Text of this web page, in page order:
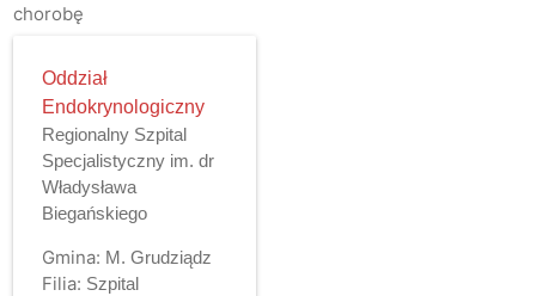
chorobę
Oddział
Endokrynologiczny
Regionalny Szpital
Specjalistyczny im. dr
Władysława
Biegańskiego
Gmina: M. Grudziądz
Filia: Szpital